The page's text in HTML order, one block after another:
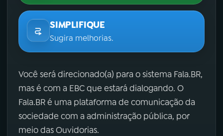
SIMPLIFIQUE
Sugira melhorias.
Você será direcionado(a) para o sistema Fala.BR,
mas é com a EBC que estará dialogando. O
Fala.BR é uma plataforma de comunicação da
sociedade com a administração pública, por
meio das Ouvidorias.